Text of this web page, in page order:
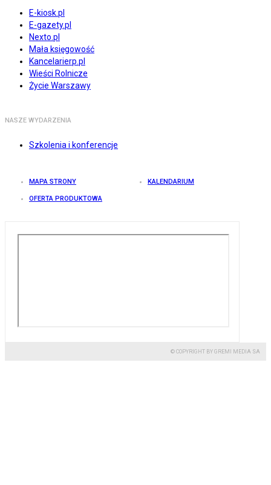
E-kiosk.pl
E-gazety.pl
Nexto.pl
Mała księgowość
Kancelarierp.pl
Wieści Rolnicze
Życie Warszawy
NASZE WYDARZENIA
Szkolenia i konferencje
MAPA STRONY KALENDARIUM
OFERTA PRODUKTOWA
© COPYRIGHT BY GREMI MEDIA SA